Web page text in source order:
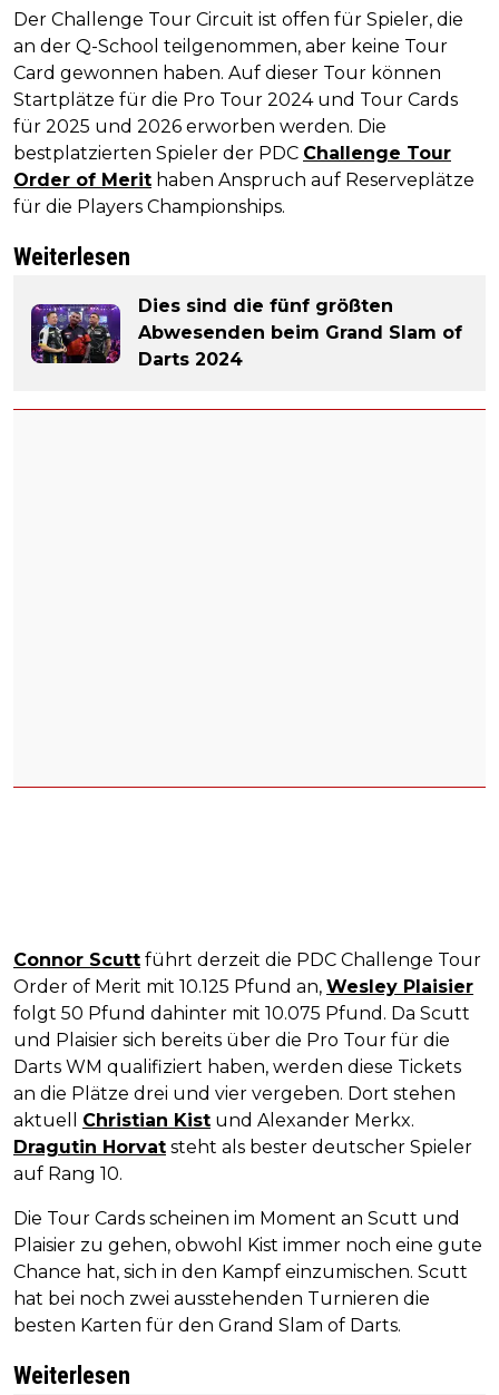
Der Challenge Tour Circuit ist offen für Spieler, die
an der Q-School teilgenommen, aber keine Tour
Card gewonnen haben. Auf dieser Tour können
Startplätze für die Pro Tour 2024 und Tour Cards
für 2025 und 2026 erworben werden. Die
bestplatzierten Spieler der PDC Challenge Tour
Order of Merit haben Anspruch auf Reserveplätze
für die Players Championships.
Weiterlesen
Dies sind die fünf größten
Abwesenden beim Grand Slam of
Darts 2024
Connor Scutt führt derzeit die PDC Challenge Tour
Order of Merit mit 10.125 Pfund an, Wesley Plaisier
folgt 50 Pfund dahinter mit 10.075 Pfund. Da Scutt
und Plaisier sich bereits über die Pro Tour für die
Darts WM qualifiziert haben, werden diese Tickets
an die Plätze drei und vier vergeben. Dort stehen
aktuell Christian Kist und Alexander Merkx.
Dragutin Horvat steht als bester deutscher Spieler
auf Rang 10.
Die Tour Cards scheinen im Moment an Scutt und
Plaisier zu gehen, obwohl Kist immer noch eine gute
Chance hat, sich in den Kampf einzumischen. Scutt
hat bei noch zwei ausstehenden Turnieren die
besten Karten für den Grand Slam of Darts.
Weiterlesen